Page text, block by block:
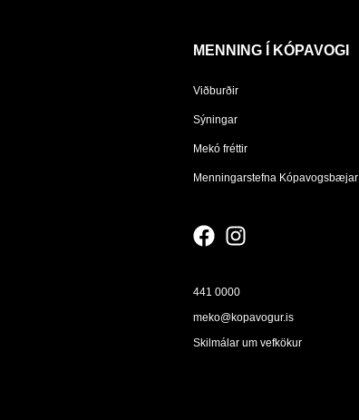
MENNING Í KÓPAVOGI
Viðburðir
Sýningar
Mekó fréttir
Menningarstefna Kópavogsbæjar
441 0000
meko@kopavogur.is
Skilmálar um vefkökur